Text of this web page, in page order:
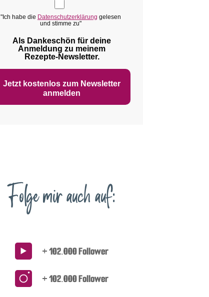
"Ich habe die Datenschutzerklärung gelesen
und stimme zu"
Als Dankeschön für deine
Anmeldung zu meinem
Rezepte‑Newsletter.
Jetzt kostenlos zum Newsletter
anmelden
Folge mir auch auf:
+ 102.000 Follower
+ 102.000 Follower